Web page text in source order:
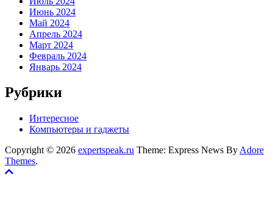
Июнь 2024
Май 2024
Апрель 2024
Март 2024
Февраль 2024
Январь 2024
Рубрики
Интересное
Компьютеры и гаджеты
Copyright © 2026 expertspeak.ru Theme: Express News By Adore
Themes.